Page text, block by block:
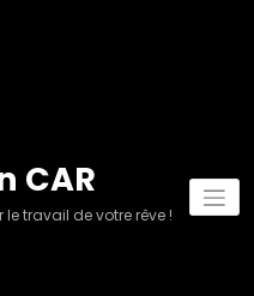
CAR
travail de votre rêve !